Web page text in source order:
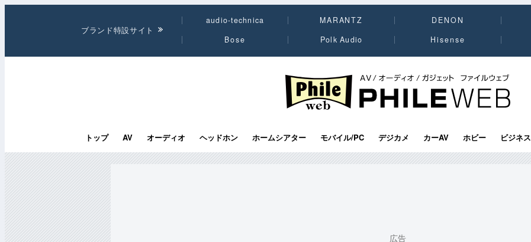
ブランド特設サイト
audio-technica MARANTZ DENON
Bose
Polk Audio Hisense
PHILE WEB｜AV/オーディオ/ガジェット
トップ AV オーディオ ヘッドホン ホームシアター モバイル/PC デジカメ カーAV ホビー ビジネス